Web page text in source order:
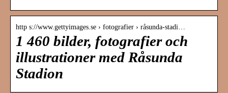
http s://www.gettyimages.se › fotografier › råsunda-stadi…
1 460 bilder, fotografier och
illustrationer med Råsunda
Stadion